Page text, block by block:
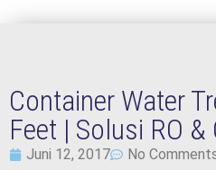
Container Water
Feet | Solusi RO
Juni 12, 2017 No